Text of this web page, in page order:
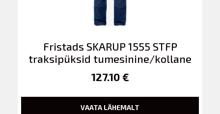
Fristads SKARUP 1555 STFP
traksipüksid tumesinine/kollane
127.10 €
VAATA LÄHEMALT